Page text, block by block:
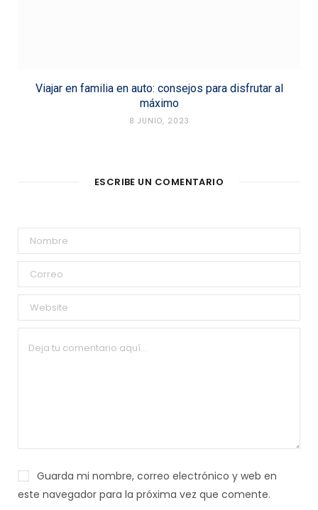
Viajar en familia en auto: consejos para disfrutar al
máximo
8 JUNIO, 2023
ESCRIBE UN COMENTARIO
Guarda mi nombre, correo electrónico y web en
este navegador para la próxima vez que comente.